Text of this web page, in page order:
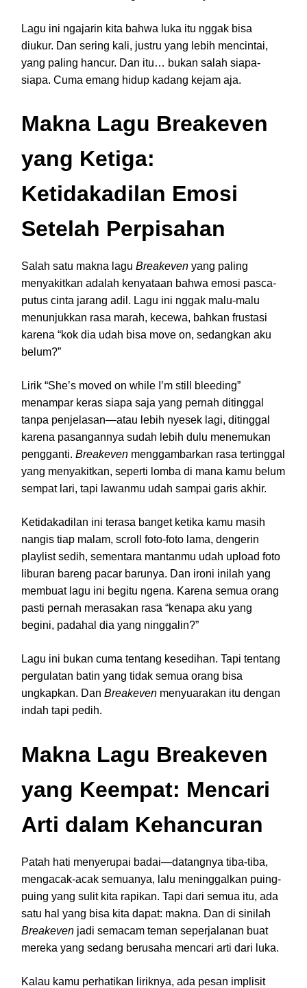
Lagu ini ngajarin kita bahwa luka itu nggak bisa
diukur. Dan sering kali, justru yang lebih mencintai,
yang paling hancur. Dan itu… bukan salah siapa-
siapa. Cuma emang hidup kadang kejam aja.
Makna Lagu Breakeven
yang Ketiga:
Ketidakadilan Emosi
Setelah Perpisahan
Salah satu makna lagu Breakeven yang paling
menyakitkan adalah kenyataan bahwa emosi pasca-
putus cinta jarang adil. Lagu ini nggak malu-malu
menunjukkan rasa marah, kecewa, bahkan frustasi
karena “kok dia udah bisa move on, sedangkan aku
belum?”
Lirik “She’s moved on while I’m still bleeding”
menampar keras siapa saja yang pernah ditinggal
tanpa penjelasan—atau lebih nyesek lagi, ditinggal
karena pasangannya sudah lebih dulu menemukan
pengganti. Breakeven menggambarkan rasa tertinggal
yang menyakitkan, seperti lomba di mana kamu belum
sempat lari, tapi lawanmu udah sampai garis akhir.
Ketidakadilan ini terasa banget ketika kamu masih
nangis tiap malam, scroll foto-foto lama, dengerin
playlist sedih, sementara mantanmu udah upload foto
liburan bareng pacar barunya. Dan ironi inilah yang
membuat lagu ini begitu ngena. Karena semua orang
pasti pernah merasakan rasa “kenapa aku yang
begini, padahal dia yang ninggalin?”
Lagu ini bukan cuma tentang kesedihan. Tapi tentang
pergulatan batin yang tidak semua orang bisa
ungkapkan. Dan Breakeven menyuarakan itu dengan
indah tapi pedih.
Makna Lagu Breakeven
yang Keempat: Mencari
Arti dalam Kehancuran
Patah hati menyerupai badai—datangnya tiba-tiba,
mengacak-acak semuanya, lalu meninggalkan puing-
puing yang sulit kita rapikan. Tapi dari semua itu, ada
satu hal yang bisa kita dapat: makna. Dan di sinilah
Breakeven jadi semacam teman seperjalanan buat
mereka yang sedang berusaha mencari arti dari luka.
Kalau kamu perhatikan liriknya, ada pesan implisit